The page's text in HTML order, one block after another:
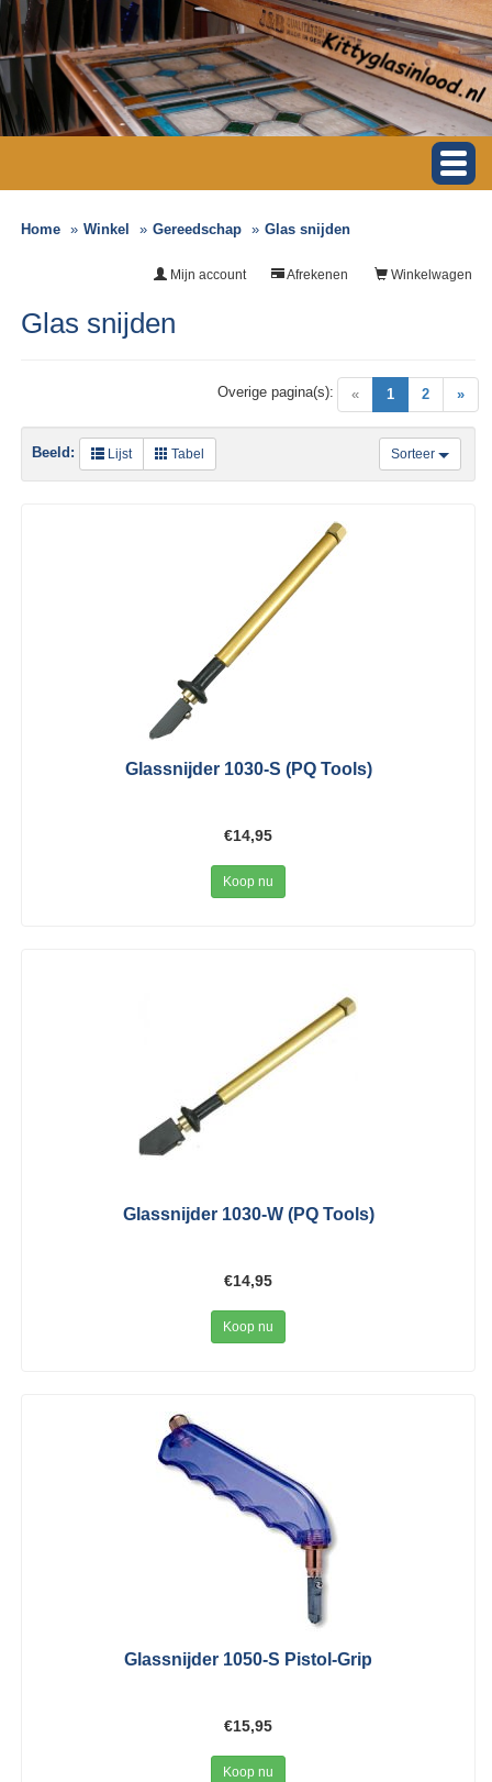
Home Winkel Gereedschap Glas snijden
Winkelwagen
Afrekenen
Mijn account
Glas snijden
« 1(current)
2 »
Overige pagina(s):
Sorteer
Beeld: Lijst Tabel
Glassnijder 1030-S (PQ Tools)
€14,95
Koop nu
Glassnijder 1030-W (PQ Tools)
€14,95
Koop nu
Glassnijder 1050-S Pistol-Grip
€15,95
Koop nu